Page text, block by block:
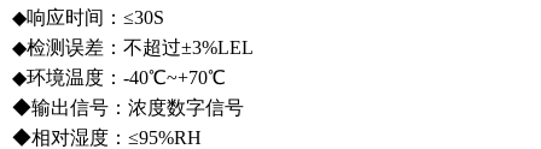
◆响应时间：≤30S
◆检测误差：不超过±3%LEL
◆环境温度：-40℃~+70℃
◆输出信号：浓度数字信号
◆相对湿度：≤95%RH